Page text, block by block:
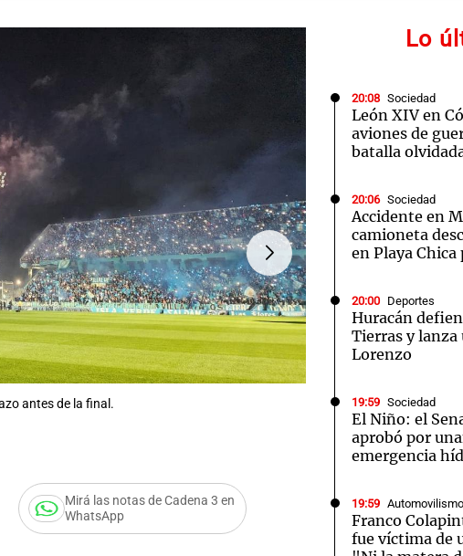
antes de la final.
FOTO:Lleno total en el
Mirá las notas de Cadena 3 en
WhatsApp
Lo
20:08 Sociedad
León XIV en
aviones de
batalla
20:06 Sociedad
Accidente en
camioneta
en Playa
20:00 Deportes
Huracán
Tierras y lanza
Lorenzo
19:59 Sociedad
El Niño: el
aprobó por
emergencia
19:59 Automovilismo
Franco
fue víctima de